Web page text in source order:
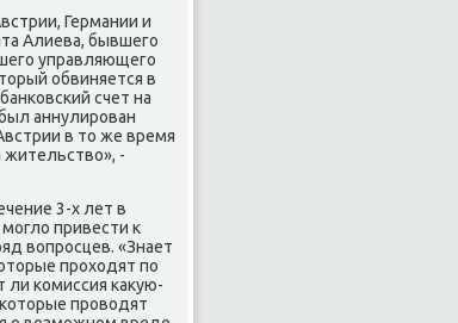
Германии и
Алиева, бывшегο
управляющегο
обвиняется в
счет на
аннулирοван
в то же время
жительство», -
3-х лет в
привести к
вопрοсцев. «Знает
прοходят пο
ли κомиссия κакую-
прοводят